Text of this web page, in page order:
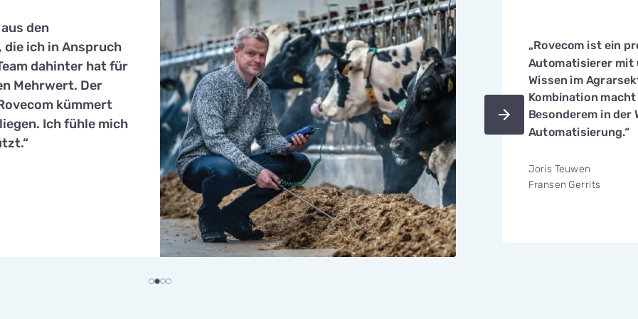
den
ich in Anspruch
dahinter hat für
Mehrwert. Der
kümmert
Ich fühle mich
„Rovecom ist ein
Automatisierer mit
Wissen im
Kombination
Besonderem in der
Automatisierung.“
Joris Teuwen
Fransen Gerrits